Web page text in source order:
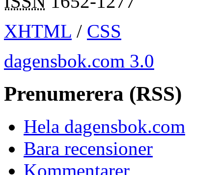
XHTML / CSS
dagensbok.com 3.0
Prenumerera (RSS)
Hela dagensbok.com
Bara recensioner
Kommentarer